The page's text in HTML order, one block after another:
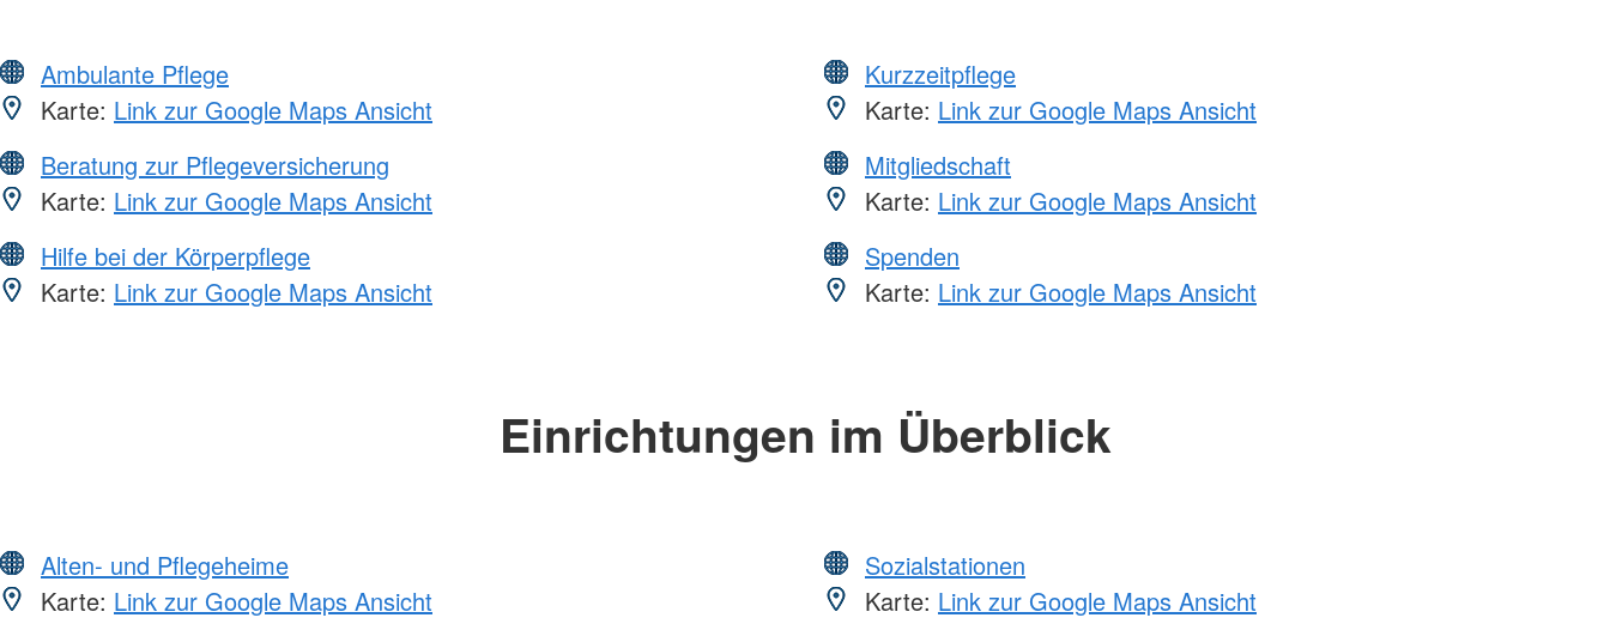
Ambulante Pflege
Karte: Link zur Google Maps Ansicht
Beratung zur Pflegeversicherung
Karte: Link zur Google Maps Ansicht
Hilfe bei der Körperpflege
Karte: Link zur Google Maps Ansicht
Kurzzeitpflege
Karte: Link zur Google Maps Ansicht
Mitgliedschaft
Karte: Link zur Google Maps Ansicht
Spenden
Karte: Link zur Google Maps Ansicht
Einrichtungen im Überblick
Alten- und Pflegeheime
Karte: Link zur Google Maps Ansicht
Sozialstationen
Karte: Link zur Google Maps Ansicht